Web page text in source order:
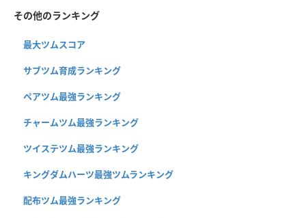
その他のランキング
最大ツムスコア
サブツム育成ランキング
ペアツム最強ランキング
チャームツム最強ランキング
ツイステツム最強ランキング
キングダムハーツ最強ツムランキング
配布ツム最強ランキング